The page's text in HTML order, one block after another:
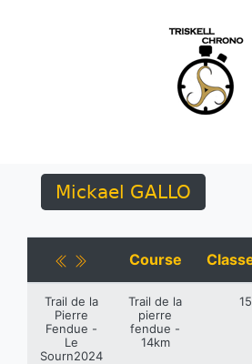
Mickael GALLO
Course
Trail de la
Pierre
Fendue -
Le
Sourn2024
Trail de la
pierre
fendue -
14km